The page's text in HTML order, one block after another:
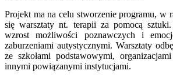
Projekt ma na celu stworzenie programu, w
się warsztaty nt. terapii za pomocą
wzrost możliwości poznawczych i
zaburzeniami autystycznymi. Warsztaty
ze szkołami podstawowymi,
innymi powiązanymi instytucjami.